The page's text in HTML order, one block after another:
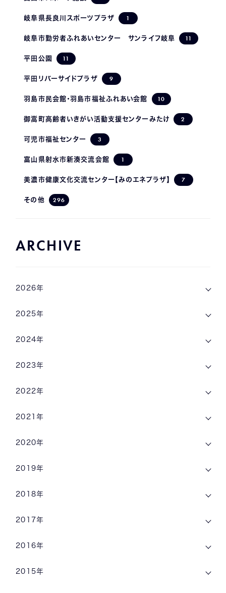
岐阜県長良川スポーツプラザ 1
岐阜市勤労者ふれあいセンター サンライフ岐阜 11
平田公園 11
平田リバーサイドプラザ 9
羽島市民会館・羽島市福祉ふれあい会館 10
御嵩町高齢者いきがい活動支援センターみたけ 2
可児市福祉センター 3
富山県射水市新湊交流会館 1
美濃市健康文化交流センター【みのエネプラザ】 7
その他 296
ARCHIVE
2026年
2025年
2024年
2023年
2022年
2021年
2020年
2019年
2018年
2017年
2016年
2015年